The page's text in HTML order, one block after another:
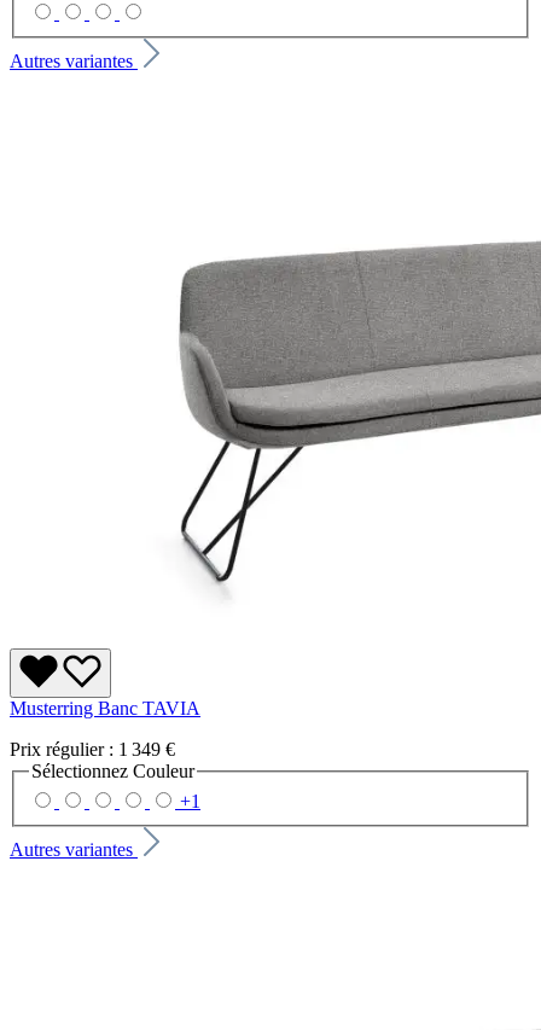
Autres variantes
Musterring Banc TAVIA
Prix régulier : 1 349 €
Sélectionnez Couleur
+1
Autres variantes